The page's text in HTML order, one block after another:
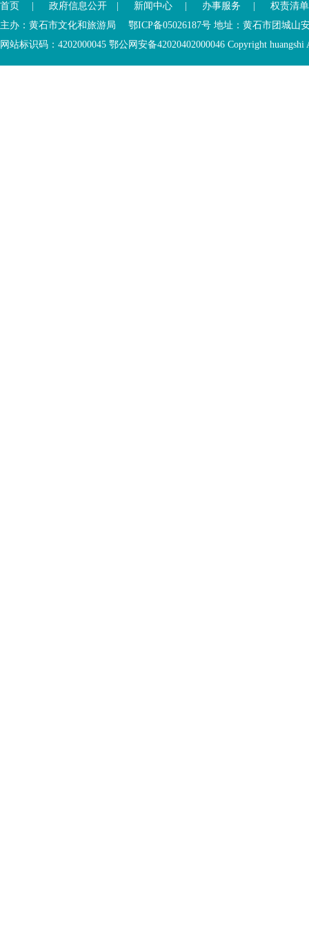
首页 政府信息公开 新闻中心 办事服务
权责清单
主办：黄石市文化和旅游局 鄂ICP备05026187号 地址：黄石市团城山
网站标识码：4202000045 鄂公网安备42020402000046 Copyright huangshi